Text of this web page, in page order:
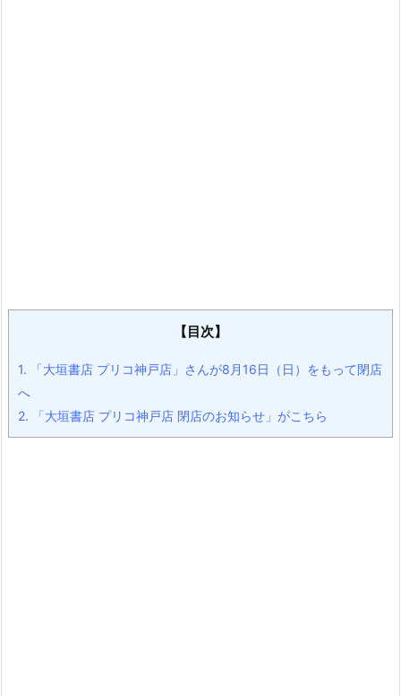
【目次】
1. 「大垣書店 プリコ神戸店」さんが8月16日（日）をもって閉店
へ
2. 「大垣書店 プリコ神戸店 閉店のお知らせ」がこちら